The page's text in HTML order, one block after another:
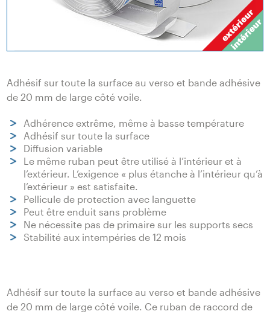
Adhésif sur toute la surface au verso et bande adhésive
de 20 mm de large côté voile.
Adhérence extrême, même à basse température
Adhésif sur toute la surface
Diffusion variable
Le même ruban peut être utilisé à l’intérieur et à
l’extérieur. L’exigence « plus étanche à l’intérieur qu’à
l’extérieur » est satisfaite.
Pellicule de protection avec languette
Peut être enduit sans problème
Ne nécessite pas de primaire sur les supports secs
Stabilité aux intempéries de 12 mois
Adhésif sur toute la surface au verso et bande adhésive
de 20 mm de large côté voile. Ce ruban de raccord de